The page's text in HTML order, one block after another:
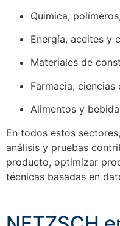
Quimica,
Energía, aceites y
Materiales de
Farmacia,
Alimentos y
En todos estos
análisis y pruebas
producto, optimizar
técnicas basadas en